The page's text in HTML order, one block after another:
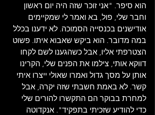
הוא סיפר. "אני זוכר שזה היה יום ראשון
וחבר שלי, פול, בא ואמר לי שמקיימים
אודישנים בכנסייה הסמוכה. לא ידענו בכלל
במה מדובר. הוא ביקש שאבוא איתו. פשוט
הצטרפתי אליו, אבל כשהגענו לשם לקחו
דווקא אותי, צילמו את הפנים שלי, הקרינו
אותן על מסך גדול ואמרו שאולי ייצרו איתי
קשר. לא באמת חשבתי שזה יקרה, אבל
למחרת בבוקר הם התקשרו להורים שלי
כדי להודיע שזכיתי בתפקיד". אנקדוטה